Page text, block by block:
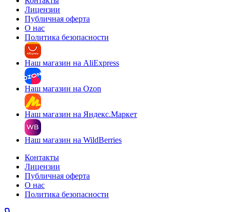
Лицензии
Публичная оферта
О нас
Политика безопасности
Наш магазин на AliExpress
Наш магазин на Ozon
Наш магазин на Яндекс.Маркет
Наш магазин на WildBerries
Контакты
Лицензии
Публичная оферта
О нас
Политика безопасности